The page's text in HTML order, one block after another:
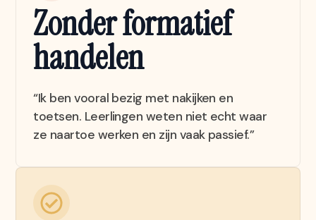
Zonder formatief
handelen
“Ik ben vooral bezig met nakijken en
toetsen. Leerlingen weten niet echt waar
ze naartoe werken en zijn vaak passief.”